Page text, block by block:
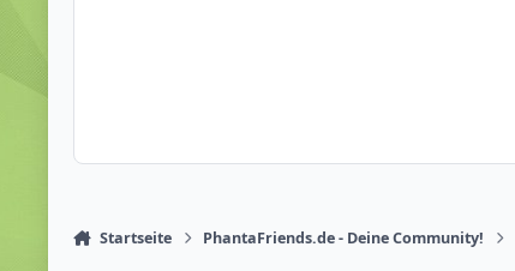
Startseite PhantaFriends.de - Deine Community!